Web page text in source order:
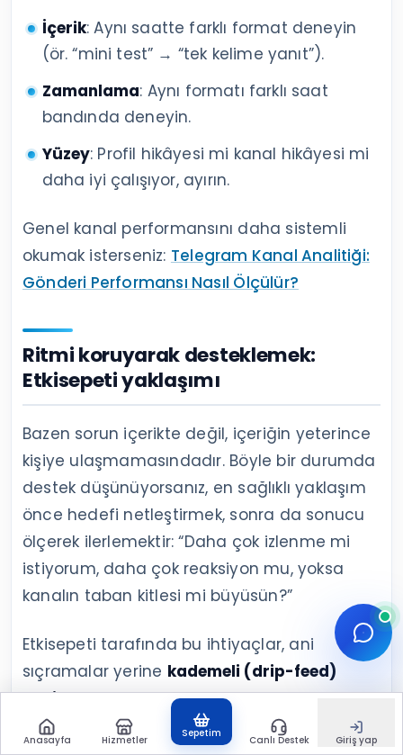
İçerik: Aynı saatte farklı format deneyin
(ör. “mini test” → “tek kelime yanıt”).
Zamanlama: Aynı formatı farklı saat
bandında deneyin.
Yüzey: Profil hikâyesi mi kanal hikâyesi mi
daha iyi çalışıyor, ayırın.
Genel kanal performansını daha sistemli
okumak isterseniz: Telegram Kanal Analitiği:
Gönderi Performansı Nasıl Ölçülür?
Ritmi koruyarak desteklemek:
Etkisepeti yaklaşımı
Bazen sorun içerikte değil, içeriğin yeterince
kişiye ulaşmamasındadır. Böyle bir durumda
destek düşünüyorsanız, en sağlıklı yaklaşım
önce hedefi netleştirmek, sonra da sonucu
ölçerek ilerlemektir: “Daha çok izlenme mi
istiyorum, daha çok reaksiyon mu, yoksa
kanalın taban kitlesi mi büyüsün?”
Etkisepeti tarafında bu ihtiyaçlar, ani
sıçramalar yerine kademeli (drip-feed)
teslimatmantığıyla ele alınır. Etkileşimin gün
içine daha doğal yayılması, hem
Anasayfa Hizmetler
Sepetim
Canlı Destek Giriş yap